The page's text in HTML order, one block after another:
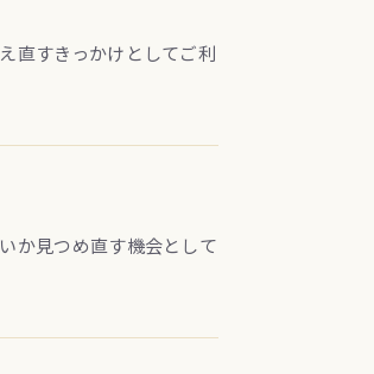
直すきっかけとしてご利
か見つめ直す機会として